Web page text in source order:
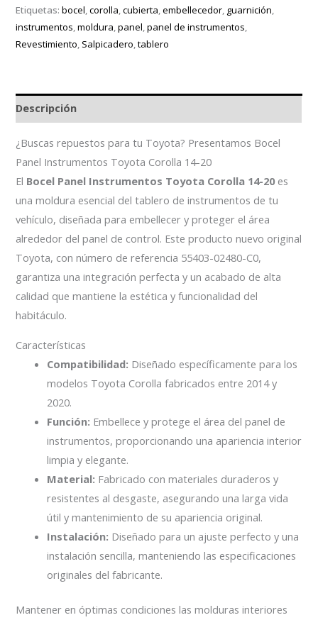
Etiquetas:bocel ,corolla ,cubierta ,embellecedor guarnición
instrumentos ,moldura ,panel ,panel de instrumentos
Revestimiento Salpicadero ,tablero
Descripción
¿Buscas repuestos para tu Toyota? Presentamos Bocel
Panel Instrumentos Toyota Corolla 14-20
El Bocel Panel Instrumentos Toyota Corolla 14-20es
una moldura esencial del tablero de instrumentos de tu
vehículo, diseñada para embellecer y proteger el área
alrededor del panel de control. Este producto nuevo original
Toyota, con número de referencia 55403-02480-C0,
garantiza una integración perfecta y un acabado de alta
calidad que mantiene la estética y funcionalidad del
habitáculo.
Características
Compatibilidad: Diseñado específicamente para los
modelos Toyota Corolla fabricados entre 2014 y
2020.
Función: Embellece y protege el área del panel de
instrumentos, proporcionando una apariencia interior
limpia y elegante.
Material: Fabricado con materiales duraderos y
resistentes al desgaste, asegurando una larga vida
útil y mantenimiento de su apariencia original.
Instalación: Diseñado para un ajuste perfecto y una
instalación sencilla, manteniendo las especificaciones
originales del fabricante.
Mantener en óptimas condiciones las molduras interiores